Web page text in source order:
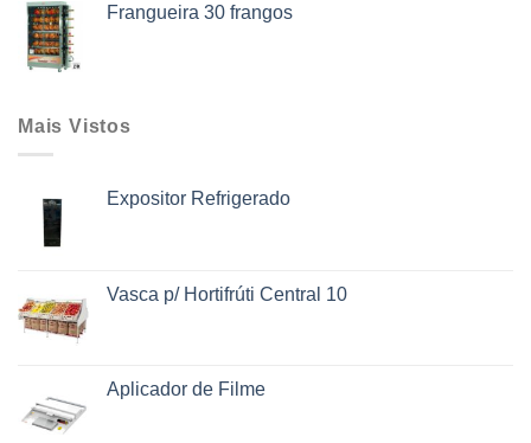
Frangueira 30 frangos
Mais Vistos
Expositor Refrigerado
Vasca p/ Hortifrúti Central 10
Aplicador de Filme